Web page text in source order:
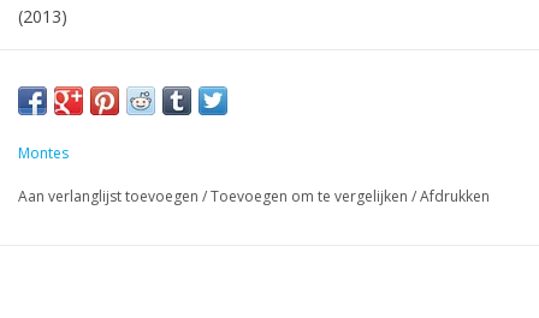
(2013)
Montes
Aan verlanglijst toevoegen /Toevoegen om te vergelijken /Afdrukken